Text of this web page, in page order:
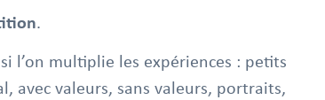
.
l’on multiplie les expériences : petits
avec valeurs, sans valeurs, portraits,